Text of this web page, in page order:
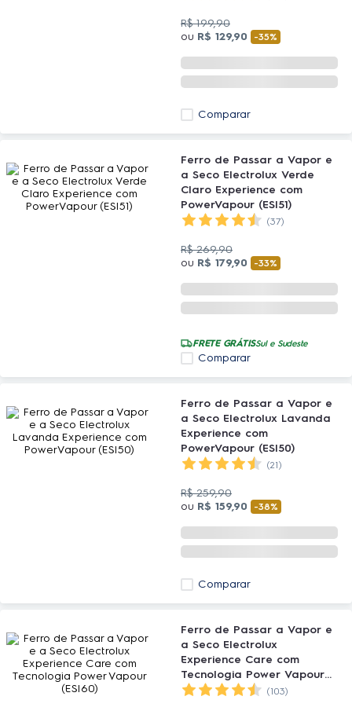
R$ 199,90
ou R$ 129,90 -35%
Comparar
Ferro de Passar a Vapor e
a Seco Electrolux Verde
Claro Experience com
PowerVapour (ESI51)
(37)
R$ 269,90
ou R$ 179,90 -33%
FRETE GRÁTISSul e Sudeste
Comparar
Ferro de Passar a Vapor e
a Seco Electrolux Lavanda
Experience com
PowerVapour (ESI50)
(21)
R$ 259,90
ou R$ 159,90 -38%
Comparar
Ferro de Passar a Vapor e
a Seco Electrolux
Experience Care com
Tecnologia Power Vapour
(ESI60)
(103)